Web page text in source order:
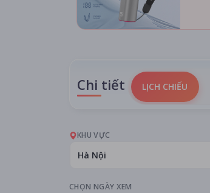
Chi tiết LỊCH CHIẾU
KHU VỰC
Hà Nội
CHỌN NGÀY XEM